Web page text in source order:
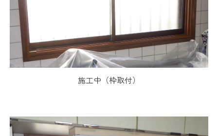
施工中（枠取付）